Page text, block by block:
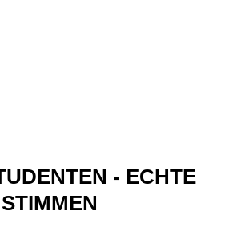
- ECHTE
STIMMEN